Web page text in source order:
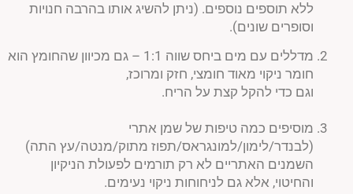
ללא תוספים נוספים. (ניתן להשיג אותו בהרבה חנויות
וסופרים שונים).
מדללים עם מים ביחס שווה 1:1 – גם מכיוון שהחומץ הוא
חומר ניקוי מאוד חומצי, חזק ומרוכז,
וגם כדי להקל קצת על הריח.
מוסיפים כמה טיפות של שמן אתרי
(לבנדר/לימון/למונגראס/תפוז מתוק/מנטה/עץ התה)
השמנים האתריים לא רק תורמים לפעולת הניקיון
והחיטוי, אלא גם לניחוחות ניקוי נעימים.